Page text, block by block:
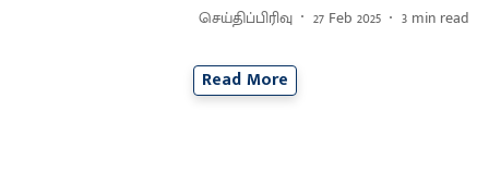
செய்திப்பிரிவு 27 Feb 2025 3 min read
Read More